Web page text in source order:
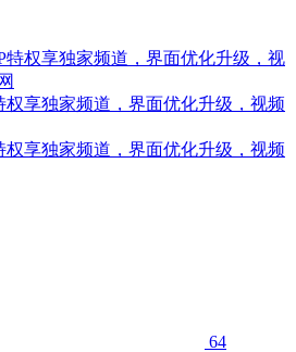
享独家频道，界面优化升级，视频
享独家频道，界面优化升级，视频
64